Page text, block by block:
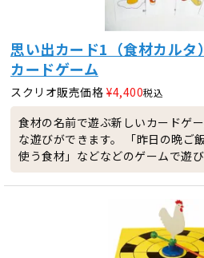
思い出カード1（食材カルタ
カードゲーム
スクリオ販売価格 ¥4,400税込
食材の名前で遊ぶ新しいカードゲ
な遊びができます。 「昨日の晩ご
使う食材」などなどのゲームで遊び